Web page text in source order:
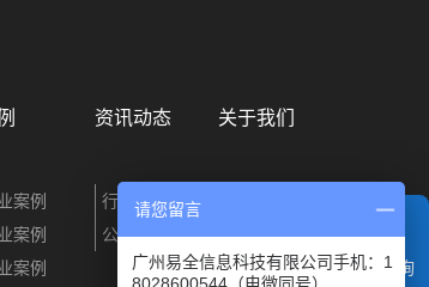
案例
案例
案例
资讯动态
行业资讯
公司动态
关于我们
联系我们
电话咨询
请您留言
广州易全信息科技有限公司手机：1